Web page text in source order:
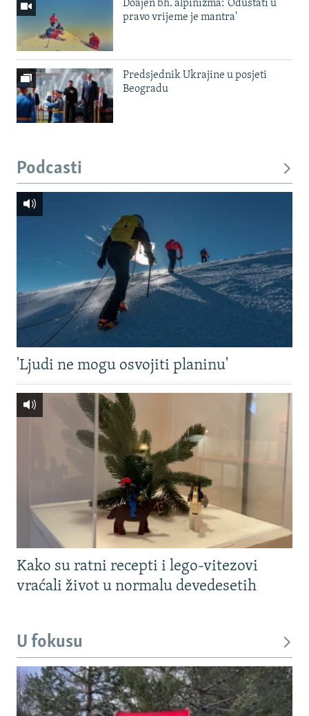
Doajen bh. alpinizma: 'Odustati u
pravo vrijeme je mantra'
Predsjednik Ukrajine u posjeti
Beogradu
Podcasti
'Ljudi ne mogu osvojiti planinu'
Kako su ratni recepti i lego-vitezovi
vraćali život u normalu devedesetih
U fokusu